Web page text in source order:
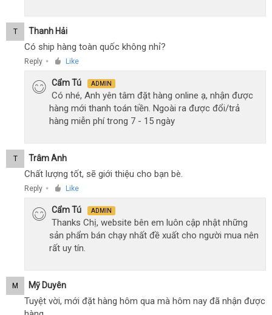
T Thanh Hải
Có ship hàng toàn quốc không nhỉ?
Reply ● Like
Cẩm Tú ADMIN
Có nhé, Anh yên tâm đặt hàng online ạ, nhận được
hàng mới thanh toán tiền. Ngoài ra được đổi/trả
hàng miễn phí trong 7 - 15 ngày
T Trâm Anh
Chất lượng tốt, sẽ giới thiệu cho bạn bè.
Reply ● Like
Cẩm Tú ADMIN
Thanks Chị, website bên em luôn cập nhật những
sản phẩm bán chạy nhất đề xuất cho người mua nên
rất uy tín.
M Mỹ Duyên
Tuyệt vời, mới đặt hàng hôm qua mà hôm nay đã nhận được